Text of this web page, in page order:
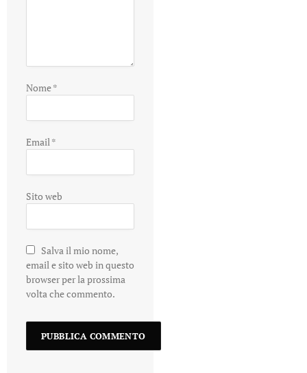
Nome*
Email*
Sito web
Salva il mio nome,
email e sito web in questo
browser per la prossima
volta che commento.